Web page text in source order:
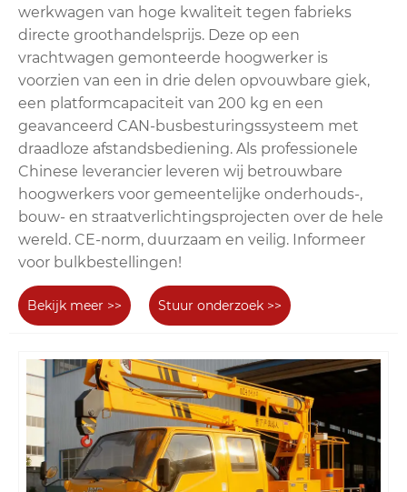
werkwagen van hoge kwaliteit tegen fabrieks
directe groothandelsprijs. Deze op een
vrachtwagen gemonteerde hoogwerker is
voorzien van een in drie delen opvouwbare giek,
een platformcapaciteit van 200 kg en een
geavanceerd CAN-busbesturingssysteem met
draadloze afstandsbediening. Als professionele
Chinese leverancier leveren wij betrouwbare
hoogwerkers voor gemeentelijke onderhouds-,
bouw- en straatverlichtingsprojecten over de hele
wereld. CE-norm, duurzaam en veilig. Informeer
voor bulkbestellingen!
Bekijk meer >> Stuur onderzoek >>